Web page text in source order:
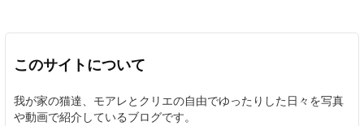
このサイトについて
我が家の猫達、モアレとクリエの自由でゆったりした日々を写真
や動画で紹介しているブログです。